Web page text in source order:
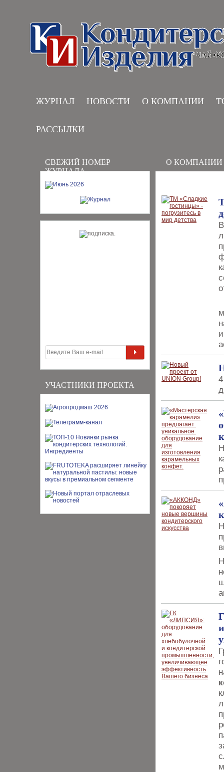
ЖУРНАЛ НОВОСТИ О КОМПАНИИ
РАССЫЛКИ
СВЕЖИЙ НОМЕР
ЖУРНАЛА
УЧАСТНИКИ ПРОЕКТА
О КОМПАНИИ